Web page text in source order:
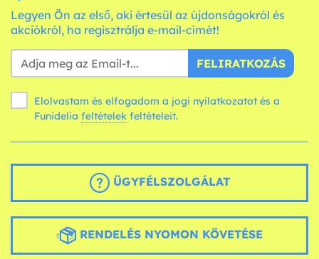
Legyen Ön az első, aki értesül az újdonságokról és
akciókról, ha regisztrálja e-mail-címét!
FELIRATKOZÁS
Elolvastam és elfogadom a jogi nyilatkozatot és a
Funidelia feltételek feltételeit.
ÜGYFÉLSZOLGÁLAT
RENDELÉS NYOMON KÖVETÉSE